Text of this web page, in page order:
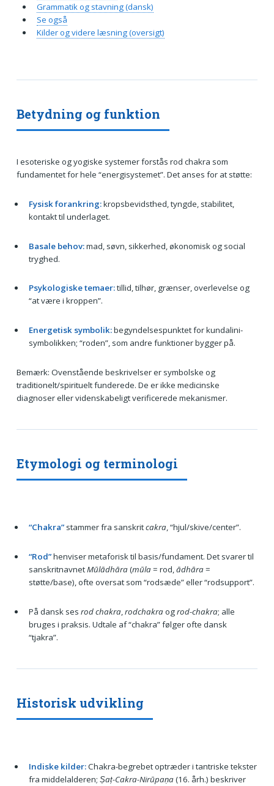
Betydning og funktion
I esoteriske og yogiske systemer forstås rod chakra som
fundamentet for hele “energisystemet”. Det anses for at støtte:
Fysisk forankring:kropsbevidsthed, tyngde, stabilitet,
kontakt til underlaget.
Basale behov:mad, søvn, sikkerhed, økonomisk og social
tryghed.
Psykologiske temaer:tillid, tilhør, grænser, overlevelse og
“at være i kroppen”.
Energetisk symbolik:begyndelsespunktet for kundalini-
symbolikken; “roden”, som andre funktioner bygger på.
Bemærk: Ovenstående beskrivelser er symbolske og
traditionelt/spirituelt funderede. De er ikke medicinske
diagnoser eller videnskabeligt verificerede mekanismer.
Etymologi og terminologi
“Chakra”stammer fra sanskritcakra, “hjul/skive/center”.
“Rod”henviser metaforisk til basis/fundament. Det svarer til
sanskritnavnetMūlādhāra(mūla= rod,ādhāra=
støtte/base), ofte oversat som “rodsæde” eller “rodsupport”.
På dansk ses rod chakra, rodchakraogrod-chakra; alle
bruges i praksis. Udtale af “chakra” følger ofte dansk
“tjakra”.
Historisk udvikling
Indiske kilder:Chakra-begrebet optræder i tantriske tekster
fra middelalderen; Ṣaṭ-Cakra-Nirūpaṇa(16. årh.) beskriver
Grammatik og stavning (dansk)
Se også
Kilder og videre læsning (oversigt)